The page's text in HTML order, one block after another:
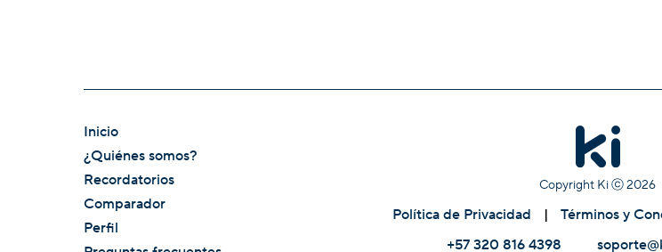
Inicio
¿Quiénes somos?
Recordatorios
Comparador
Perfil
Copyright Ki ⓒ2026
Política de Privacidad | Términos y
+57 320 816 4398